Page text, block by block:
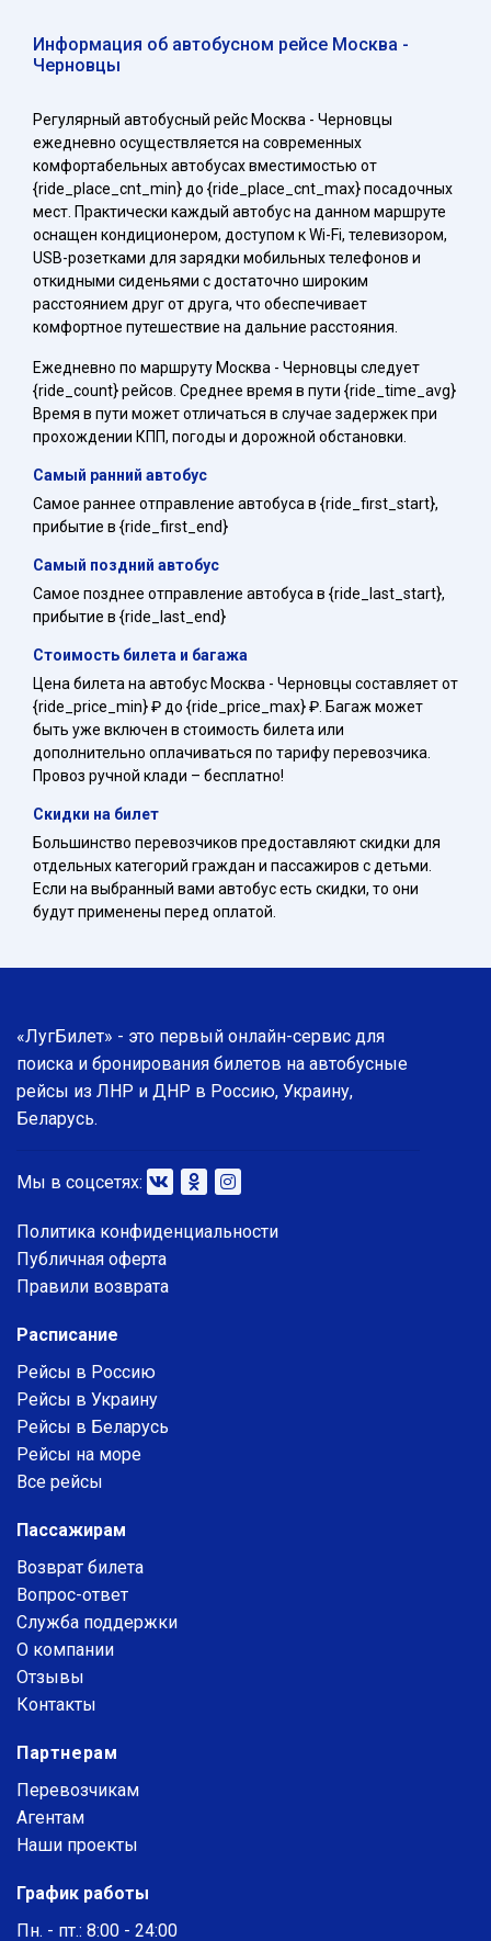
Информация об автобусном рейсе Москва -
Черновцы
Регулярный автобусный рейс Москва - Черновцы
ежедневно осуществляется на современных
комфортабельных автобусах вместимостью от
{ride_place_cnt_min} до {ride_place_cnt_max} посадочных
мест. Практически каждый автобус на данном маршруте
оснащен кондиционером, доступом к Wi-Fi, телевизором,
USB-розетками для зарядки мобильных телефонов и
откидными сиденьями с достаточно широким
расстоянием друг от друга, что обеспечивает
комфортное путешествие на дальние расстояния.
Ежедневно по маршруту Москва - Черновцы следует
{ride_count} рейсов. Среднее время в пути {ride_time_avg}
Время в пути может отличаться в случае задержек при
прохождении КПП, погоды и дорожной обстановки.
Самый ранний автобус
Самое раннее отправление автобуса в {ride_first_start},
прибытие в {ride_first_end}
Самый поздний автобус
Самое позднее отправление автобуса в {ride_last_start},
прибытие в {ride_last_end}
Стоимость билета и багажа
Цена билета на автобус Москва - Черновцы составляет от
{ride_price_min} ₽ до {ride_price_max} ₽. Багаж может
быть уже включен в стоимость билета или
дополнительно оплачиваться по тарифу перевозчика.
Провоз ручной клади – бесплатно!
Скидки на билет
Большинство перевозчиков предоставляют скидки для
отдельных категорий граждан и пассажиров с детьми.
Если на выбранный вами автобус есть скидки, то они
будут применены перед оплатой.
«ЛугБилет» - это первый онлайн-сервис для
поиска и бронирования билетов на автобусные
рейсы из ЛНР и ДНР в Россию, Украину,
Беларусь.
Мы в соцсетях:
Политика конфиденциальности
Публичная оферта
Правили возврата
Расписание
Рейсы в Россию
Рейсы в Украину
Рейсы в Беларусь
Рейсы на море
Все рейсы
Пассажирам
Возврат билета
Вопрос-ответ
Служба поддержки
О компании
Отзывы
Контакты
Партнерам
Перевозчикам
Агентам
Наши проекты
График работы
Пн. - пт.: 8:00 - 24:00